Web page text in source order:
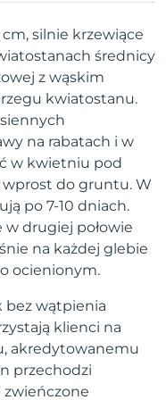
silnie krzewiące
średnicy
z wąskim
kwiatostanu.
na rabatach i w
w kwietniu pod
wprost do gruntu. W
po 7-10 dniach.
w drugiej połowie
na każdej glebie
ocienionym.
bez wątpienia
klienci na
akredytowanemu
przechodzi